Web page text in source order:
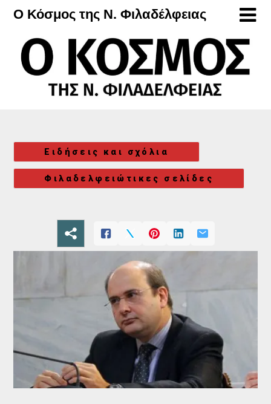
Μετάβαση
περιεχόμενο
Ο Κόσμος της Ν. Φιλαδέλφειας
Ειδήσεις και σχόλια
Φιλαδελφειώτικες σελίδες